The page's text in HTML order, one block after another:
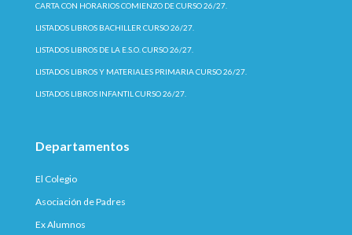
CARTA CON HORARIOS COMIENZO DE CURSO 26/27.
LISTADOS LIBROS BACHILLER CURSO 26/27.
LISTADOS LIBROS DE LA E.S.O. CURSO 26/27.
LISTADOS LIBROS Y MATERIALES PRIMARIA CURSO 26/27.
LISTADOS LIBROS INFANTIL CURSO 26/27.
Departamentos
El Colegio
Asociación de Padres
Ex Alumnos